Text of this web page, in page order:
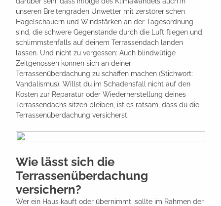
unseren Breitengraden Unwetter mit zerstörerischen
Hagelschauern und Windstärken an der Tagesordnung
sind, die schwere Gegenstände durch die Luft fliegen und
schlimmstenfalls auf deinem Terrassendach landen
lassen. Und nicht zu vergessen: Auch blindwütige
Zeitgenossen können sich an deiner
Terrassenüberdachung zu schaffen machen (Stichwort:
Vandalismus). Willst du im Schadensfall nicht auf den
Kosten zur Reparatur oder Wiederherstellung deines
Terrassendachs sitzen bleiben, ist es ratsam, dass du die
Terrassenüberdachung versicherst.
Wie lässt sich die
Terrassenüberdachung
versichern?
Wer ein Haus kauft oder übernimmt, sollte im Rahmen der